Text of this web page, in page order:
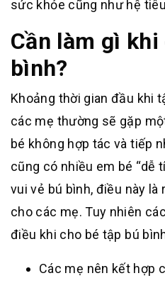
sức khỏe cũng như hệ
Cần làm gì
bình?
Khoảng thời gian đầu khi
các mẹ thường sẽ gặp
bé không hợp tác và tiếp
cũng có nhiều em bé “dễ
vui vẻ bú bình, điều này
cho các mẹ. Tuy nhiên
điều khi cho bé tập bú
Các mẹ nên kết hợp